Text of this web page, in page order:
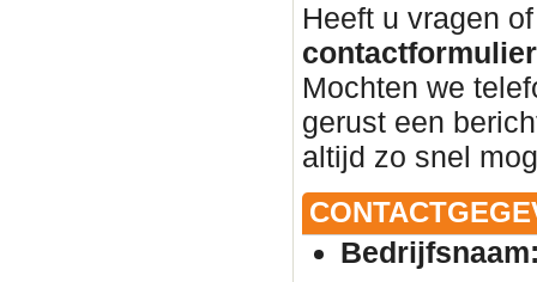
Heeft u vragen
Mochten we
gerust een
altijd zo snel